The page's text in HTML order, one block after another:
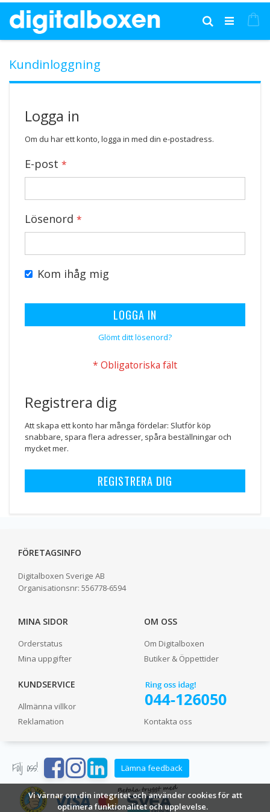
Vi värnar om din integritet och använder cookies för att
optimera funktionalitet och upplevelse.
till
innehållet
Sök
Kundinloggning
Logga in
Om du har ett konto, logga in med din e-postadress.
E-post
Lösenord
Kom ihåg mig
LOGGA IN
Glömt ditt lösenord?
Registrera dig
Att skapa ett konto har många fördelar: Slutför köp
snabbare, spara flera adresser, spåra beställningar och
mycket mer.
REGISTRERA DIG
FÖRETAGSINFO
Digitalboxen Sverige AB
Organisationsnr: 556778-6594
MINA SIDOR
Orderstatus
Mina uppgifter
OM OSS
Om Digitalboxen
Butiker & Öppettider
KUNDSERVICE
Allmänna villkor
Reklamation
Kontakta oss
Följ oss! Lämna feedback